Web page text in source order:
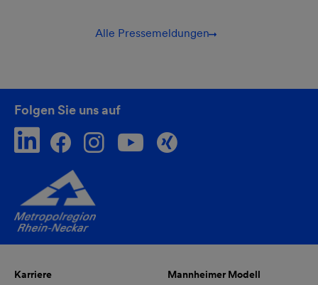
Alle Pressemeldungen
Folgen Sie uns auf
Karriere
Mannheimer Modell